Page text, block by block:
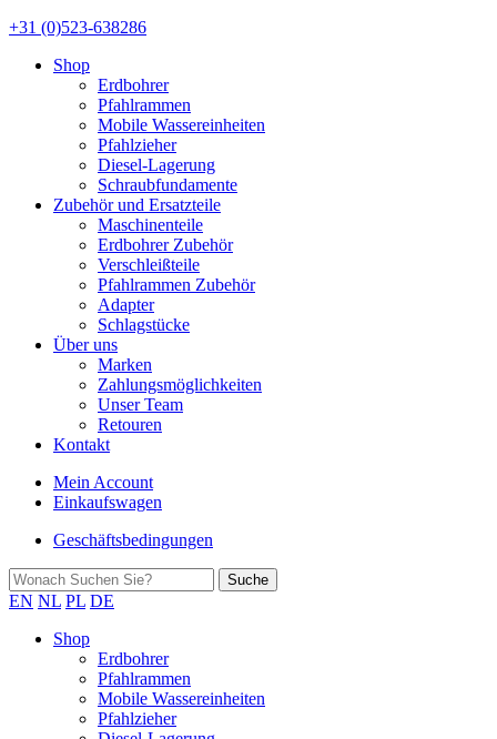
+31 (0)523-638286
Shop
Erdbohrer
Pfahlrammen
Mobile Wassereinheiten
Pfahlzieher
Diesel-Lagerung
Schraubfundamente
Zubehör und Ersatzteile
Maschinenteile
Erdbohrer Zubehör
Verschleißteile
Pfahlrammen Zubehör
Adapter
Schlagstücke
Über uns
Marken
Zahlungsmöglichkeiten
Unser Team
Retouren
Kontakt
Mein Account
Einkaufswagen
Geschäftsbedingungen
EN NL PL DE
Shop
Erdbohrer
Pfahlrammen
Mobile Wassereinheiten
Pfahlzieher